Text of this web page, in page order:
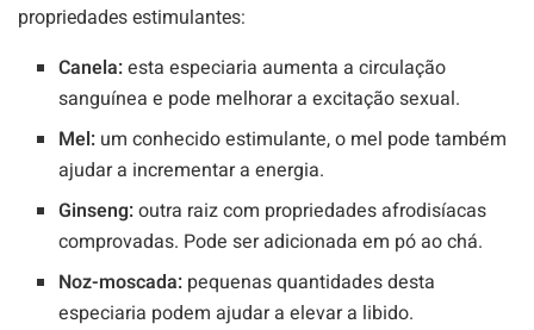
propriedades estimulantes:
Canela:esta especiaria aumenta a circulação
sanguínea e pode melhorar a excitação sexual.
Mel: um conhecido estimulante, o mel pode também
ajudar a incrementar a energia.
Ginseng:outra raiz com propriedades afrodisíacas
comprovadas. Pode ser adicionada em pó ao chá.
Noz-moscada: pequenas quantidades desta
especiaria podem ajudar a elevar a libido.